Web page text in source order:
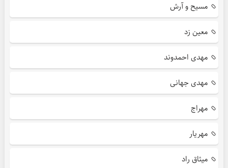
مسیح و آرش
معین زد
مهدی احمدوند
مهدی جهانی
مهراج
مهریار
میثاق راد